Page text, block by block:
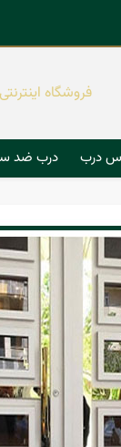
فروشگاه
درب درب ضد